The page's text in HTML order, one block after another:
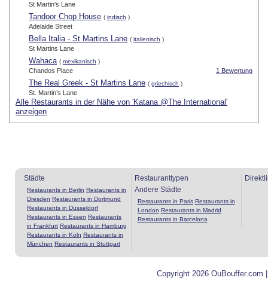
St Martin's Lane
Tandoor Chop House ( indisch )
Adelaide Street
Bella Italia - St Martins Lane ( italienisch )
St Martins Lane
Wahaca ( mexikanisch )
1 Bewertung
Chandos Place
The Real Greek - St Martins Lane ( griechisch )
St. Martin’s Lane
Alle Restaurants in der Nähe von 'Katana @The International'
anzeigen
Städte
Restaurants in Berlin Restaurants in
Dresden Restaurants in Dortmund
Restaurants in Düsseldorf
Restaurants in Essen Restaurants
in Frankfurt Restaurants in Hamburg
Restaurants in Köln Restaurants in
München Restaurants in Stuttgart
Restauranttypen
Andere Städte
Restaurants in Paris Restaurants in
London Restaurants in Madrid
Restaurants in Barcelona
Copyright 2026 OuBouffer.com